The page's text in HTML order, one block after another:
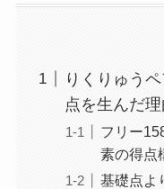
りくりゅう
点を生んだ理
フリー
素の得点
基礎点よ